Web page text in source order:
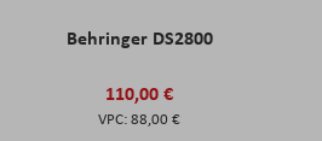
Behringer DS2800
110,00 €
88,00 €